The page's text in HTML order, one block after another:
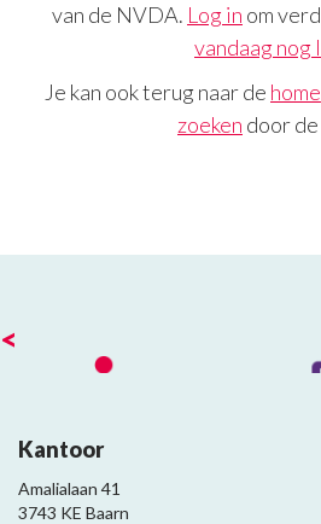
van de NVDA. Log in om
vandaag nog
Je kan ook terug naar de
zoeken door
<
Kantoor
Amalialaan 41
3743 KE Baarn